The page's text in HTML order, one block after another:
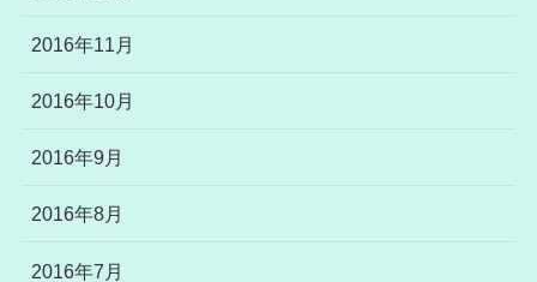
2016年11月
2016年10月
2016年9月
2016年8月
2016年7月